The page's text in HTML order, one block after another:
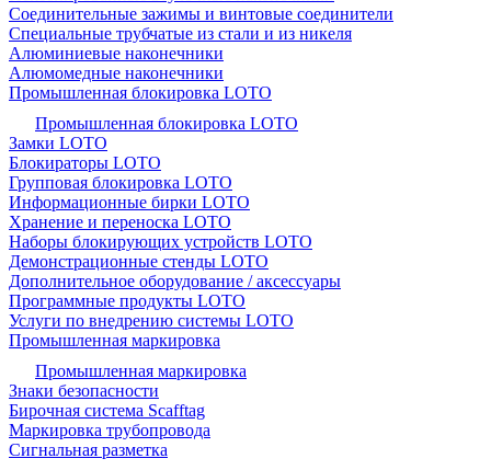
Соединительные зажимы и винтовые соединители
Специальные трубчатые из стали и из никеля
Алюминиевые наконечники
Алюмомедные наконечники
Промышленная блокировка LOTO
Промышленная блокировка LOTO
Замки LOTO
Блокираторы LOTO
Групповая блокировка LOTO
Информационные бирки LOTO
Хранение и переноска LOTO
Наборы блокирующих устройств LOTO
Демонстрационные стенды LOTO
Дополнительное оборудование / аксессуары
Программные продукты LOTO
Услуги по внедрению системы LOTO
Промышленная маркировка
Промышленная маркировка
Знаки безопасности
Бирочная система Scafftag
Маркировка трубопровода
Сигнальная разметка